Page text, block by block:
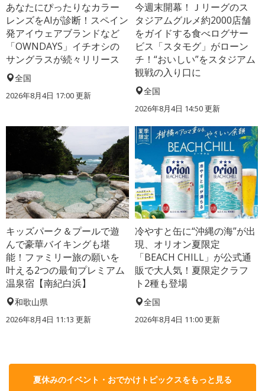
あなたにぴったりなカラー
レンズをAIが診断！スペイン
発アイウェアブランドなど
「OWNDAYS」イチオシの
サングラスが続々リリース
全国
2026年8月4日 17:00更新
今週末開幕！Ｊリーグのス
タジアムグルメ約2000店舗
をガイドする食べログサー
ビス「スタモグ」がローン
チ！“おいしい”をスタジアム
観戦の入り口に
全国
2026年8月4日 14:50更新
キッズパーク＆プールで遊
んで豪華バイキングも堪
能！ファミリー旅の願いを
叶える2つの最旬プレミアム
温泉宿【南紀白浜】
和歌山県
2026年8月4日 11:13 更新
冷やすと缶に“沖縄の海”が出
現、オリオン夏限定
「BEACH CHILL」が公式通
販で大人気！夏限定クラフ
ト2種も登場
全国
2026年8月4日 11:00更新
夏休みのイベント・おでかけトピックスをもっと見る